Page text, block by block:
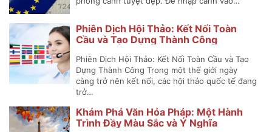
Phiên Dịch Hội Thảo: Kết Nối Toàn
Cầu và Tạo Dựng Thành Công
Phiên Dịch Hội Thảo: Kết Nối Toàn Cầu và Tạo
Dựng Thành Công Trong một thế giới ngày
càng trở nên kết nối, các hội thảo quốc tế đang
trở…
Khám Phá Văn Hóa Pháp: Một Hành
Trình Đầy Màu Sắc và Ý Nghĩa